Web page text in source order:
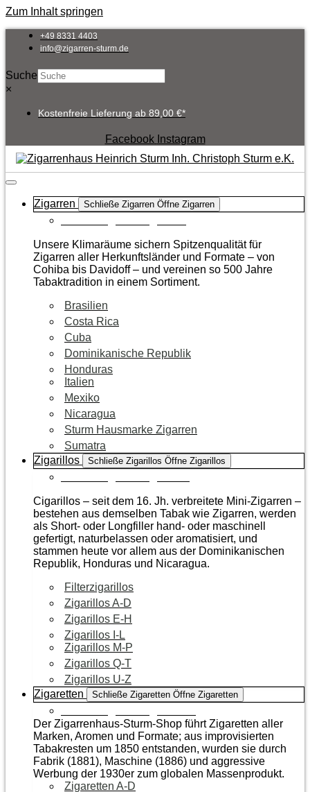
Zum Inhalt springen
+49 8331 4403
info@zigarren-sturm.de
Suche
×
Kostenfreie Lieferung ab 89,00 €*
Facebook Instagram
Zigarren Schließe Zigarren Öffne Zigarren
Unsere Klimaräume sichern Spitzenqualität für
Zigarren aller Herkunftsländer und Formate – von
Cohiba bis Davidoff – und vereinen so 500 Jahre
Tabaktradition in einem Sortiment.
Brasilien
Costa Rica
Cuba
Dominikanische Republik
Honduras
Italien
Mexiko
Nicaragua
Sturm Hausmarke Zigarren
Sumatra
Zigarillos
Schließe Zigarillos Öffne Zigarillos
Cigarillos – seit dem 16. Jh. verbreitete Mini-Zigarren –
bestehen aus demselben Tabak wie Zigarren, werden
als Short- oder Longfiller hand- oder maschinell
gefertigt, naturbelassen oder aromatisiert, und
stammen heute vor allem aus der Dominikanischen
Republik, Honduras und Nicaragua.
Filterzigarillos
Zigarillos A-D
Zigarillos E-H
Zigarillos I-L
Zigarillos M-P
Zigarillos Q-T
Zigarillos U-Z
Zigaretten
Schließe Zigaretten Öffne Zigaretten
Der Zigarrenhaus-Sturm-Shop führt Zigaretten aller
Marken, Aromen und Formate; aus improvisierten
Tabakresten um 1850 entstanden, wurden sie durch
Fabrik (1881), Maschine (1886) und aggressive
Werbung der 1930er zum globalen Massenprodukt.
Zigaretten A-D